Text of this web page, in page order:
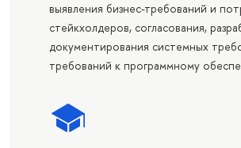
выявления бизнес-требований и
стейкхолдеров, согласования,
документирования системных
требований к программному